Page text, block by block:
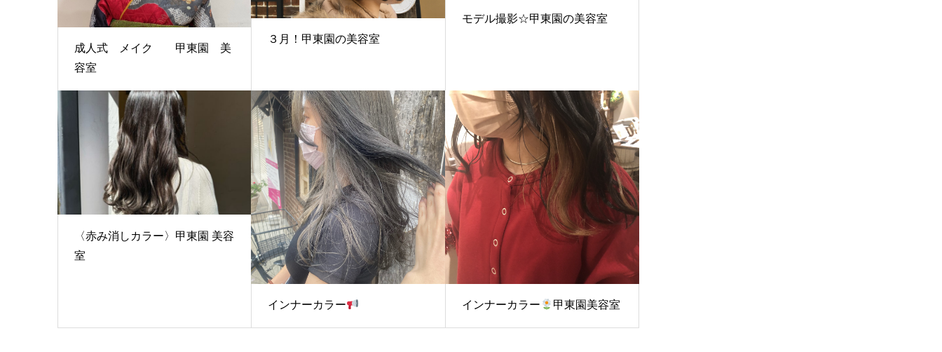
成人式 メイク 甲東園 美
容室
３月！甲東園の美容室
モデル撮影☆甲東園の美容室
〈赤み消しカラー〉甲東園 美容
室
インナーカラー インナーカラー 甲東園美容室